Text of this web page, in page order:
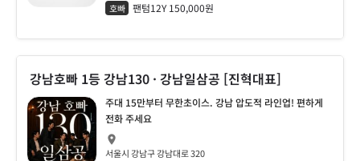
호빠 팬텀12Y 150,000원
강남호빠 1등 강남130 · 강남일삼공 [진혁대표]
주대 15만부터 무한초이스. 강남 압도적 라인업! 편하게
전화 주세요
서울시 강남구 강남대로 320